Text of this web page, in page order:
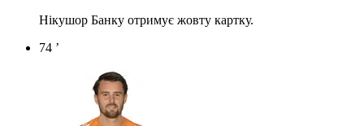
Нікушор Банку отримує жовту картку.
74 ’